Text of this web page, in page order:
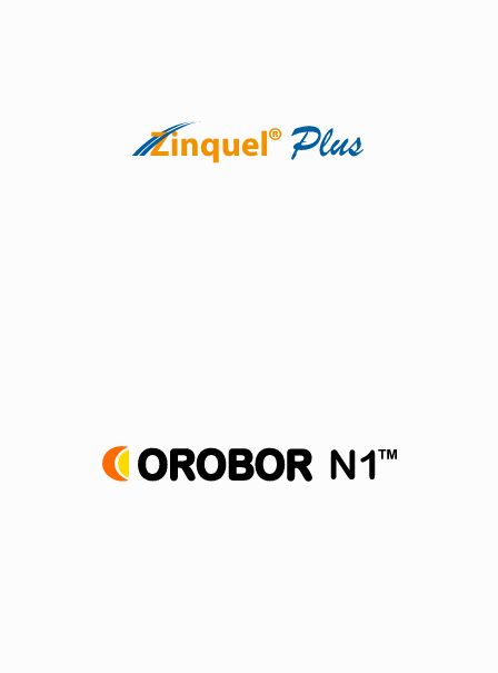
Ayuda a mantener un nivel adecuado de hormonas.
Ver producto
Agente coadyuvante foliar a base de aceite de naranja.
Ver producto